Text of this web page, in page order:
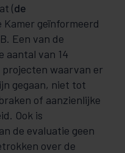
(de
Kamer geïnformeerd
Een van de
aantal van 14
waarvan er
gegaan, niet tot
of aanzienlijke
Ook is
de evaluatie geen
over de